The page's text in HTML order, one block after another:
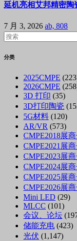
延机亮相艾邦精密陶
7 月 3, 2026 ab, 808
分类
2025CMPE
2026CMPE
3D 打印 (35)
3D打印陶瓷
5G材料 (120)
AR/VR (573)
CMPE2018展
CMPE2021展
CMPE2023展
CMPE2024展
CMPE2025展
CMPE2026展
Mini LED (29)
MLCC (101)
会议、论坛
储能充电 (423)
光伏 (1,147)